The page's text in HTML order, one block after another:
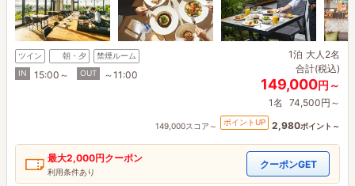
ツイン 朝・夕
禁煙ルーム
IN
15:00～ OUT ～11:00
1泊 大人2名
合計(税込)
149,000円～
1名 74,500円～
149,000スコア～ ポイントUP 2,980ポイント～
最大2,000円クーポン
利用条件あり
クーポンGET